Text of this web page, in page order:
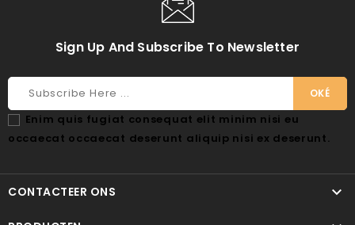
Sign Up And Subscribe To Newsletter
Enim quis fugiat consequat elit minim nisi eu
occaecat occaecat deserunt aliquip nisi ex deserunt.
CONTACTEER ONS 